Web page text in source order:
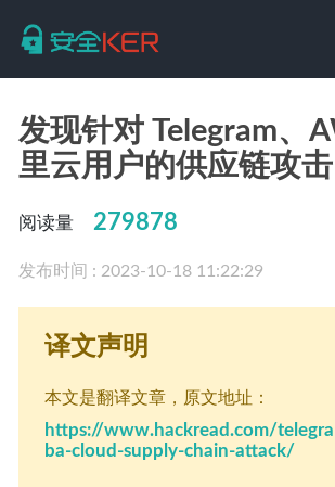
发现针对 Telegram、
里云用户的供应链攻击
阅读量 279878
发布时间 : 2023-10-18 11:22:29
译文声明
本文是翻译文章，原文地址：
https://www.hackread.com/
ba-cloud-supply-chain-attack/